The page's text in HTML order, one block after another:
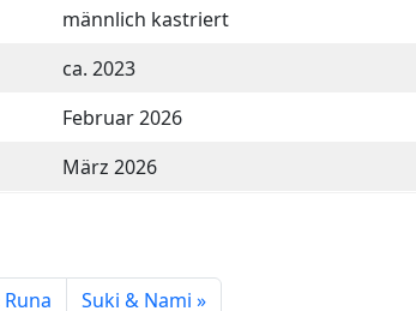
männlich kastriert
ca. 2023
Februar 2026
März 2026
Runa Suki & Nami